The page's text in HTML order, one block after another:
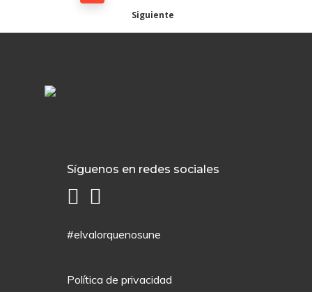
Siguiente
Síguenos en redes sociales
#elvalorquenosune
Política de privacidad